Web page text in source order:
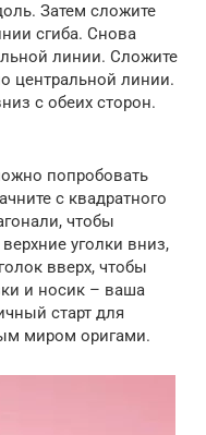
Затем сложите
сгиба. Снова
линии. Сложите
центральной линии.
с обеих сторон.
попробовать
с квадратного
чтобы
уголки вниз,
вверх, чтобы
и носик – ваша
старт для
миром оригами.